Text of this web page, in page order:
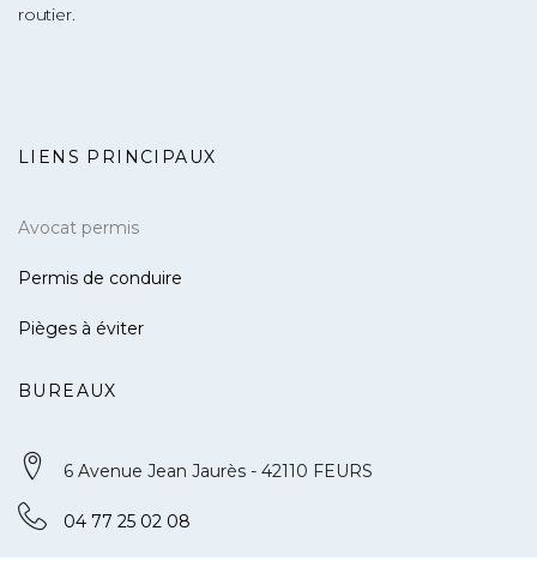
routier.
LIENS PRINCIPAUX
Avocat permis
Permis de conduire
Pièges à éviter
BUREAUX
6 Avenue Jean Jaurès - 42110 FEURS
04 77 25 02 08